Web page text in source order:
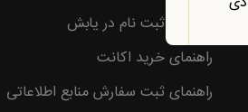
راهنمای ثبت نام در یابش
راهنمای خرید اکانت
راهنمای ثبت سفارش منابع اطلاعاتی
با